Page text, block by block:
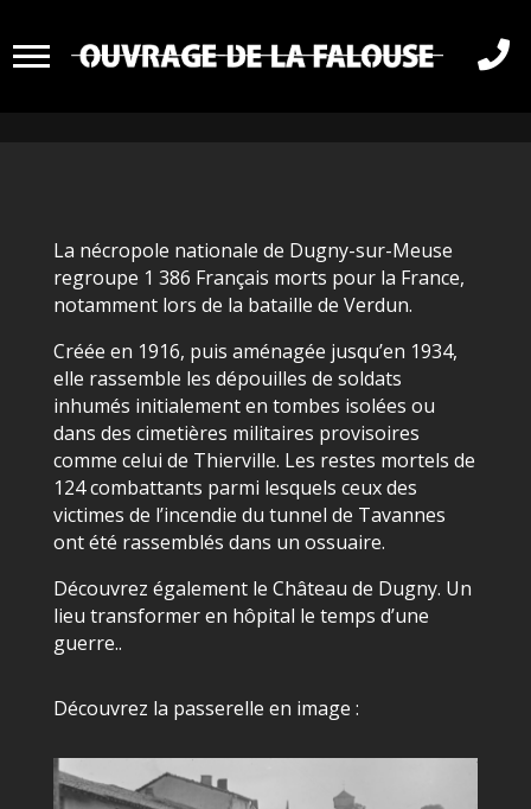

EGLISE, CHÂTEAU ET
NÉCROPOLE DE DUGNY
La nécropole nationale de Dugny-sur-Meuse
regroupe 1 386 Français morts pour la France,
notamment lors de la bataille de Verdun.
Créée en 1916, puis aménagée jusqu’en 1934,
elle rassemble les dépouilles de soldats
inhumés initialement en tombes isolées ou
dans des cimetières militaires provisoires
comme celui de Thierville. Les restes mortels de
124 combattants parmi lesquels ceux des
victimes de l’incendie du tunnel de Tavannes
ont été rassemblés dans un ossuaire.
Découvrez également le Château de Dugny. Un
lieu transformer en hôpital le temps d’une
guerre..
Découvrez la passerelle en image :